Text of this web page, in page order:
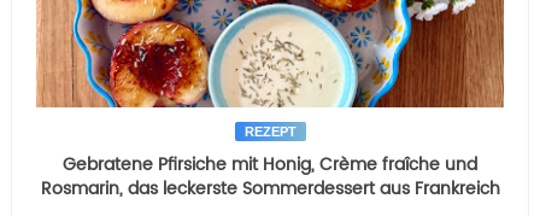
REZEPT
Gebratene Pfirsiche mit Honig, Crème fraîche und
Rosmarin, das leckerste Sommerdessert aus Frankreich